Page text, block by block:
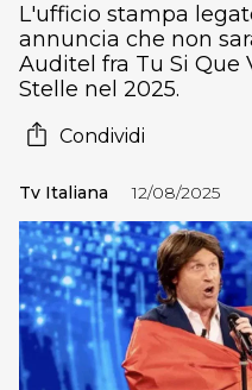
L'ufficio stampa
annuncia che non
Auditel fra Tu Si Que
Stelle nel 2025.
Condividi
Tv Italiana 12/08/2025